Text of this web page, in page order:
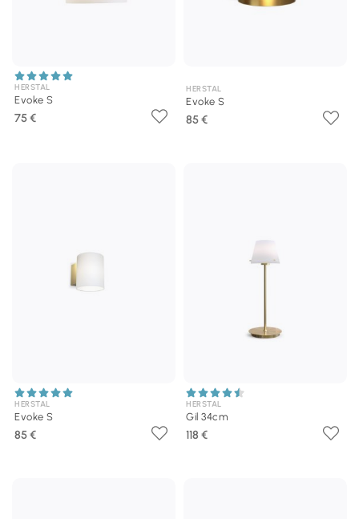
HERSTAL
Evoke S
75 €
HERSTAL
Evoke S
85 €
HERSTAL
Evoke S
85 €
HERSTAL
Gil 34cm
118 €